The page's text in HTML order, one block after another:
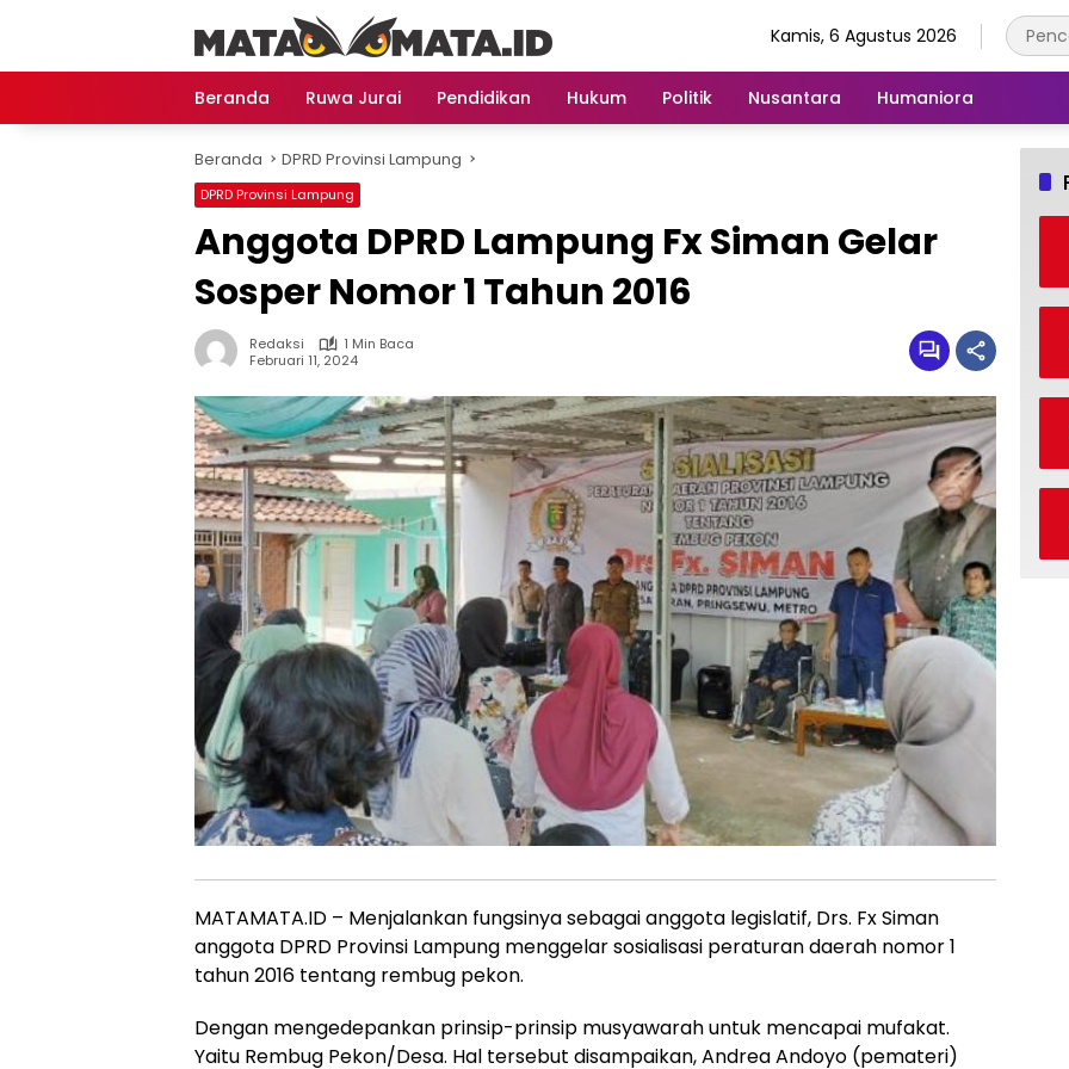
Kamis, 6 Agustus 2026
Beranda Ruwa Jurai Pendidikan Hukum Politik Nusantara Humaniora
Beranda DPRD Provinsi Lampung
DPRD Provinsi Lampung
Anggota DPRD Lampung Fx Siman Gelar
Sosper Nomor 1 Tahun 2016
Redaksi
1 Min Baca
Februari 11, 2024
MATAMATA.ID – Menjalankan fungsinya sebagai anggota legislatif, Drs. Fx Siman
anggota DPRD Provinsi Lampung menggelar sosialisasi peraturan daerah nomor 1
tahun 2016 tentang rembug pekon.
Dengan mengedepankan prinsip-prinsip musyawarah untuk mencapai mufakat.
Yaitu Rembug Pekon/Desa. Hal tersebut disampaikan, Andrea Andoyo (pemateri)